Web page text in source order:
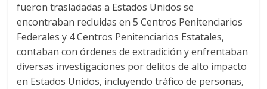
fueron trasladadas a Estados Unidos se
encontraban recluidas en 5 Centros Penitenciarios
Federales y 4 Centros Penitenciarios Estatales,
contaban con órdenes de extradición y enfrentaban
diversas investigaciones por delitos de alto impacto
en Estados Unidos, incluyendo tráfico de personas,